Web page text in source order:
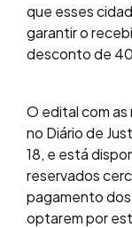
que esses
garantir o
desconto de
O edital com
no Diário de
18, e está
reservados
pagamento
optarem por